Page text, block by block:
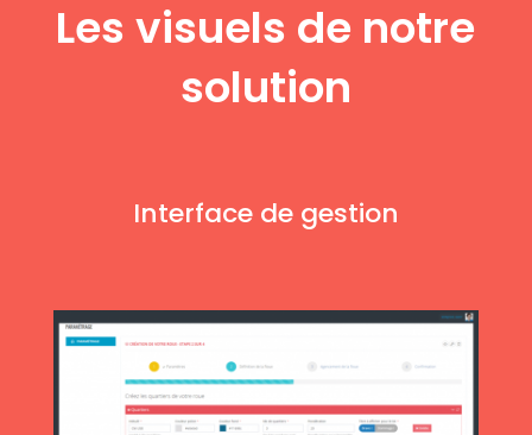
Les visuels de notre
solution
Interface de gestion